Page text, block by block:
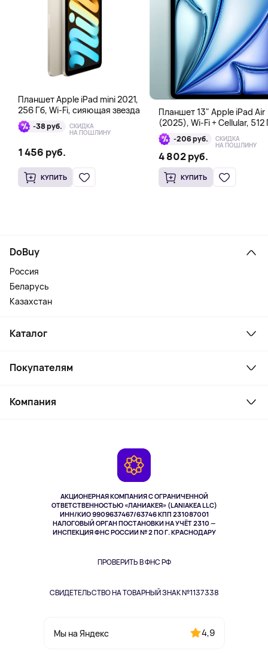
Планшет Apple iPad mini 2021,
256 Гб, Wi-Fi, сияющая звезда
-38 руб. СКИДКА
НА ПОШЛИНУ
1 456 руб.
КУПИТЬ
Планшет 13" Apple iPad Air
(2025), Wi-Fi + Cellular, 512
голубой
-206 руб. СКИДКА
НА ПОШЛИНУ
4 802 руб.
КУПИТЬ
АКЦИОНЕРНАЯ КОМПАНИЯ С ОГРАНИЧЕННОЙ
ОТВЕТСТВЕННОСТЬЮ «ЛАНИАКЕЯ» (LANIAKEA LLC)
ИНН/КИО 9909637467/63746 КПП 231087001
НАЛОГОВЫЙ ОРГАН ПОСТАНОВКИ НА УЧЁТ 2310 —
ИНСПЕКЦИЯ ФНС РОССИИ № 2 ПО Г. КРАСНОДАРУ
ПРОВЕРИТЬ В ФНС РФ
СВИДЕТЕЛЬСТВО НА ТОВАРНЫЙ ЗНАК №1137338
Мы на Яндекс 4,9
DoBuy
Россия
Беларусь
Казахстан
Каталог
Ноутбуки, мониторы, VR
Косметика и уход
Здоровье питомцев
Одежда и аксессуары
Покупателям
Как заказать
Компания